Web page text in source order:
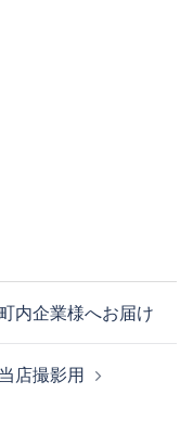
内企業様へお届け
店撮影用